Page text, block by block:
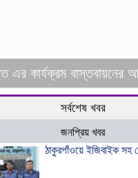
এর কার্যক্রম বাস্তবায়নের
সর্বশেষ খবর
জনপ্রিয় খবর
ঠাকুরগাঁওয়ে ইজিবাইক সহ